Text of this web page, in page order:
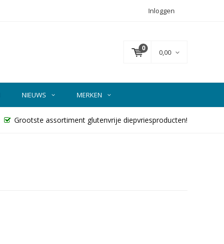
Inloggen
0 0,00
NIEUWS MERKEN
Grootste assortiment glutenvrije diepvriesproducten!